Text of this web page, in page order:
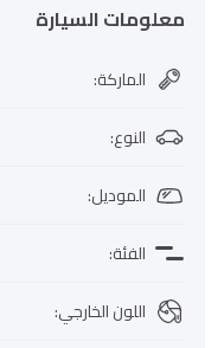
معلومات السيارة
الماركة:
النوع:
الموديل:
الفئة:
اللون الخارجي: